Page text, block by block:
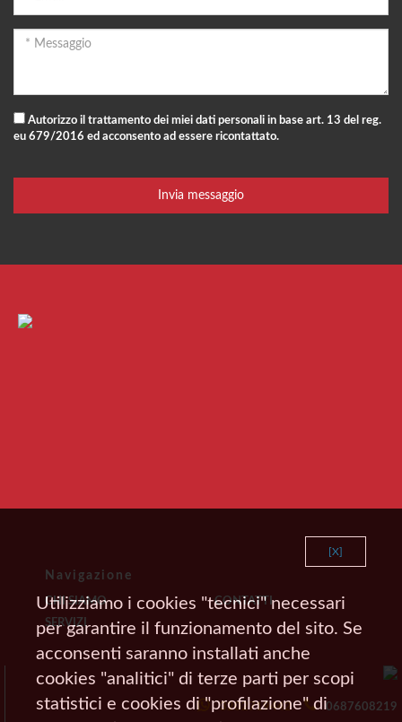
Autorizzo il trattamento dei miei dati personali in base art. 13 del reg.
eu 679/2016 ed acconsento ad essere ricontattato.
Navigazione
CHI SIAMO
CONTATTI
SERVIZI
0687608219
3202719442
[X]
Utilizziamo i cookies "tecnici" necessari
per garantire il funzionamento del sito. Se
acconsenti saranno installati anche
cookies "analitici" di terze parti per scopi
statistici e cookies di "profilazione" di